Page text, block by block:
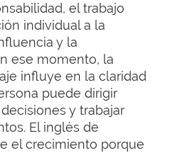
el trabajo
individual a la
y la
ese momento, la
influye en la claridad
puede dirigir
y trabajar
El inglés de
el crecimiento porque